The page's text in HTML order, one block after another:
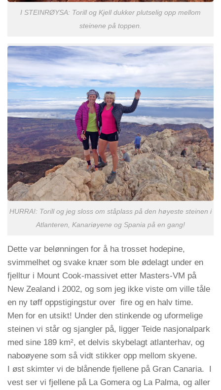
I STEINRØYSA: Torill og Kjell dukker plutselig opp mellom
steinene på toppen.
HURRA!: Torill og jeg sloss om ståplass på den høyeste steinen i
Atlanteren, Kanariøyene og Spania på en gang!
Dette var belønningen for å ha trosset hodepine,
svimmelhet og svake knær som ble ødelagt under en
fjelltur i Mount Cook-massivet etter Masters-VM på
New Zealand i 2002, og som jeg ikke viste om ville tåle
en ny tøff oppstigingstur over fire og en halv time.
Men for en utsikt! Under den stinkende og uformelige
steinen vi står og sjangler på, ligger Teide nasjonalpark
med sine 189 km², et delvis skybelagt atlanterhav, og
naboøyene som så vidt stikker opp mellom skyene.
I øst skimter vi de blånende fjellene på Gran Canaria. I
vest ser vi fjellene på La Gomera og La Palma, og aller